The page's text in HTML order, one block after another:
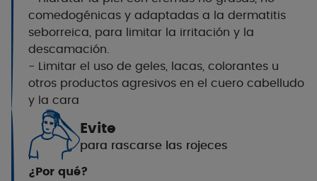
comedogénicas y adaptadas a la dermatitis
seborreica, para limitar la irritación y la
descamación.
- Limitar el uso de geles, lacas, colorantes u
otros productos agresivos en el cuero cabelludo
y la cara
Evite
para rascarse las rojeces
¿Por qué?